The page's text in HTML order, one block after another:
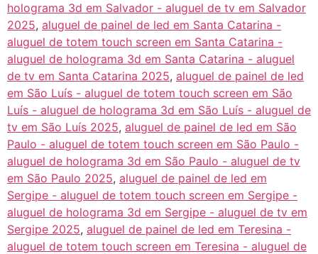
holograma 3d em Salvador - aluguel de tv em Salvador
2025, aluguel de painel de led em Santa Catarina -
aluguel de totem touch screen em Santa Catarina -
aluguel de holograma 3d em Santa Catarina - aluguel
de tv em Santa Catarina 2025, aluguel de painel de led
em São Luís - aluguel de totem touch screen em São
Luís - aluguel de holograma 3d em São Luís - aluguel de
tv em São Luís 2025, aluguel de painel de led em São
Paulo - aluguel de totem touch screen em São Paulo -
aluguel de holograma 3d em São Paulo - aluguel de tv
em São Paulo 2025, aluguel de painel de led em
Sergipe - aluguel de totem touch screen em Sergipe -
aluguel de holograma 3d em Sergipe - aluguel de tv em
Sergipe 2025, aluguel de painel de led em Teresina -
aluguel de totem touch screen em Teresina - aluguel de